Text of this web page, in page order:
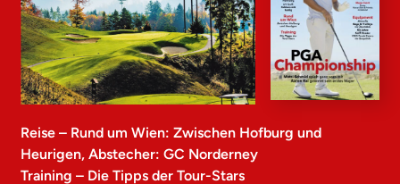
Reise – Rund um Wien: Zwischen Hofburg und
Heurigen, Abstecher: GC Norderney
Training – Die Tipps der Tour-Stars